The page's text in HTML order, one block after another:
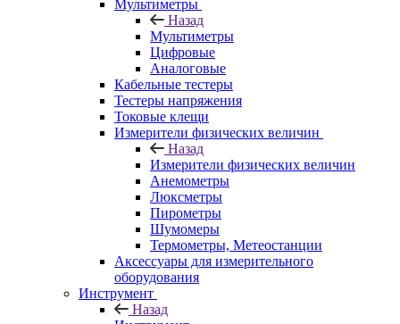
Мультиметры
Назад
Мультиметры
Цифровые
Аналоговые
Кабельные тестеры
Тестеры напряжения
Токовые клещи
Измерители физических величин
Назад
Измерители физических величин
Анемометры
Люксметры
Пирометры
Шумомеры
Термометры, Метеостанции
Аксессуары для измерительного
оборудования
Инструмент
Назад